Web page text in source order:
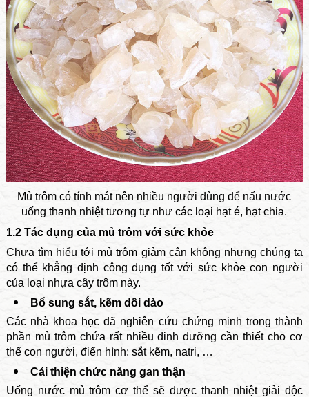
Mủ trôm có tính mát nên nhiều người dùng để nấu nước
uống thanh nhiệt tương tự như các loại hạt é, hạt chia.
1.2 Tác dụng của mủ trôm với sức khỏe
Chưa tìm hiểu tới mủ trôm giảm cân không nhưng chúng ta
có thể khẳng định công dụng tốt với sức khỏe con người
của loại nhựa cây trôm này.
Bổ sung sắt, kẽm dồi dào
Các nhà khoa học đã nghiên cứu chứng minh trong thành
phần mủ trôm chứa rất nhiều dinh dưỡng cần thiết cho cơ
thể con người, điển hình: sắt kẽm, natri, …
Cải thiện chức năng gan thận
Uống nước mủ trôm cơ thể sẽ được thanh nhiệt giải độc